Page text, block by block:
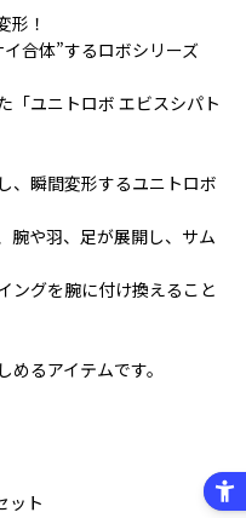
形！
合体”するロボシリーズ
「ユニトロボ エビスシパト
、瞬間変形するユニトロボ
腕や羽、足が展開し、サム
ングを腕に付け換えること
るアイテムです。
ット